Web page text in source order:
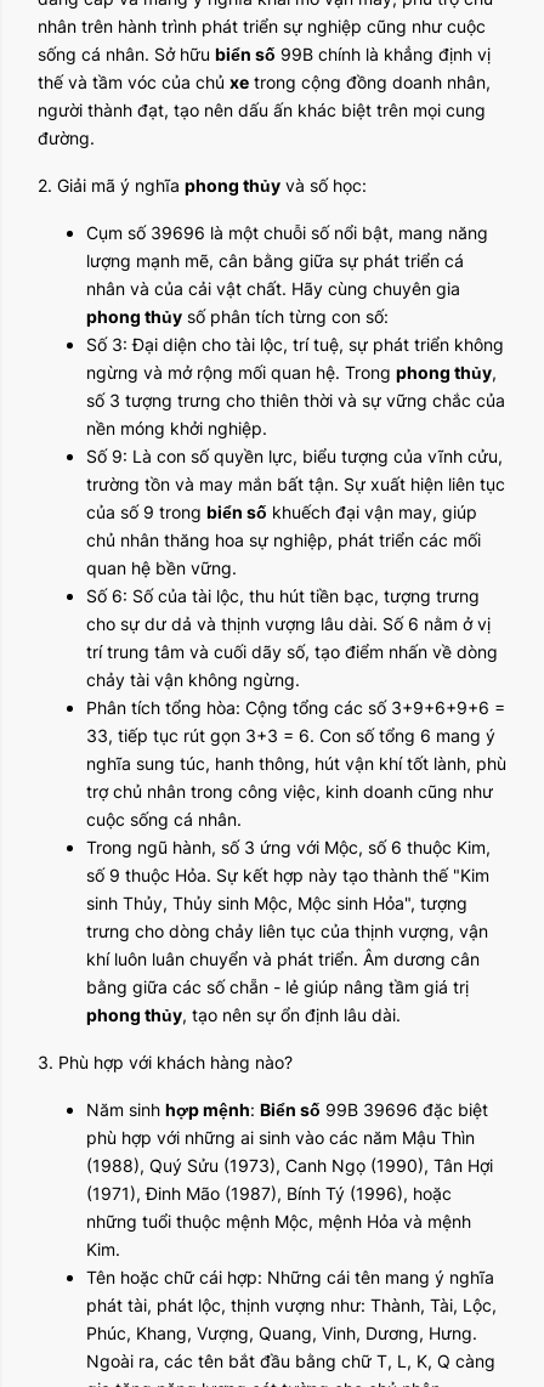
nhân trên hành trình phát triển sự nghiệp cũng như cuộc
sống cá nhân. Sở hữu biển số 99B chính là khẳng định vị
thế và tầm vóc của chủ xe trong cộng đồng doanh nhân,
người thành đạt, tạo nên dấu ấn khác biệt trên mọi cung
đường.
2. Giải mã ý nghĩa phong thủy và số học:
Cụm số 39696 là một chuỗi số nổi bật, mang năng
lượng mạnh mẽ, cân bằng giữa sự phát triển cá
nhân và của cải vật chất. Hãy cùng chuyên gia
phong thủy số phân tích từng con số:
Số 3: Đại diện cho tài lộc, trí tuệ, sự phát triển không
ngừng và mở rộng mối quan hệ. Trong phong thủy,
số 3 tượng trưng cho thiên thời và sự vững chắc của
nền móng khởi nghiệp.
Số 9: Là con số quyền lực, biểu tượng của vĩnh cửu,
trường tồn và may mắn bất tận. Sự xuất hiện liên tục
của số 9 trong biển số khuếch đại vận may, giúp
chủ nhân thăng hoa sự nghiệp, phát triển các mối
quan hệ bền vững.
Số 6: Số của tài lộc, thu hút tiền bạc, tượng trưng
cho sự dư dả và thịnh vượng lâu dài. Số 6 nằm ở vị
trí trung tâm và cuối dãy số, tạo điểm nhấn về dòng
chảy tài vận không ngừng.
Phân tích tổng hòa: Cộng tổng các số 3+9+6+9+6 =
33, tiếp tục rút gọn 3+3 = 6. Con số tổng 6 mang ý
nghĩa sung túc, hanh thông, hút vận khí tốt lành, phù
trợ chủ nhân trong công việc, kinh doanh cũng như
cuộc sống cá nhân.
Trong ngũ hành, số 3 ứng với Mộc, số 6 thuộc Kim,
số 9 thuộc Hỏa. Sự kết hợp này tạo thành thế "Kim
sinh Thủy, Thủy sinh Mộc, Mộc sinh Hỏa", tượng
trưng cho dòng chảy liên tục của thịnh vượng, vận
khí luôn luân chuyển và phát triển. Âm dương cân
bằng giữa các số chẵn - lẻ giúp nâng tầm giá trị
phong thủy, tạo nên sự ổn định lâu dài.
3. Phù hợp với khách hàng nào?
Năm sinh hợp mệnh: Biển số 99B 39696 đặc biệt
phù hợp với những ai sinh vào các năm Mậu Thìn
(1988), Quý Sửu (1973), Canh Ngọ (1990), Tân Hợi
(1971), Đinh Mão (1987), Bính Tý (1996), hoặc
những tuổi thuộc mệnh Mộc, mệnh Hỏa và mệnh
Kim.
Tên hoặc chữ cái hợp: Những cái tên mang ý nghĩa
phát tài, phát lộc, thịnh vượng như: Thành, Tài, Lộc,
Phúc, Khang, Vượng, Quang, Vinh, Dương, Hưng.
Ngoài ra, các tên bắt đầu bằng chữ T, L, K, Q càng